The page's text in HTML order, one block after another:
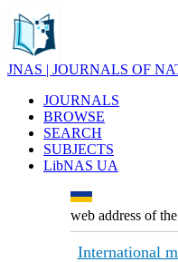
JNAS | JOURNALS OF
JOURNALS
BROWSE
SEARCH
SUBJECTS
LibNAS UA
web address of
International